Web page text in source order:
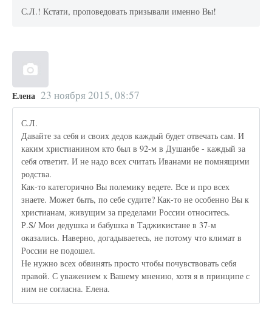
С.Л.! Кстати, проповедовать призывали именно Вы!
Елена 23 ноября 2015, 08:57
С.Л.
Давайте за себя и своих дедов каждый будет отвечать сам. И
каким христианином кто был в 92-м в Душанбе - каждый за
себя ответит. И не надо всех считать Иванами не помнящими
родства.
Как-то категорично Вы полемику ведете. Все и про всех
знаете. Может быть, по себе судите? Как-то не особенно Вы к
христианам, живущим за пределами России относитесь.
Р.S/ Мои дедушка и бабушка в Таджикистане в 37-м
оказались. Наверно, догадываетесь, не потому что климат в
России не подошел.
Не нужно всех обвинять просто чтобы почувствовать себя
правой. С уважением к Вашему мнению, хотя я в принципе с
ним не согласна. Елена.